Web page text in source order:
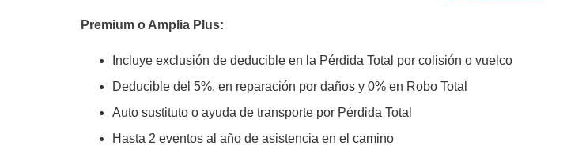
Premium o Amplia Plus:
Incluye exclusión de deducible en la Pérdida Total por colisión o vuelco
Deducible del 5%, en reparación por daños y 0% en Robo Total
Auto sustituto o ayuda de transporte por Pérdida Total
Hasta 2 eventos al año de asistencia en el camino